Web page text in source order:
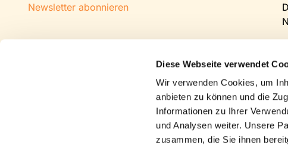
Diese Webseite verwendet
Wir verwenden Cookies, um
anbieten zu können und die
Informationen zu Ihrer
und Analysen weiter. Unsere
zusammen, die Sie ihnen
Newsletter abonnieren